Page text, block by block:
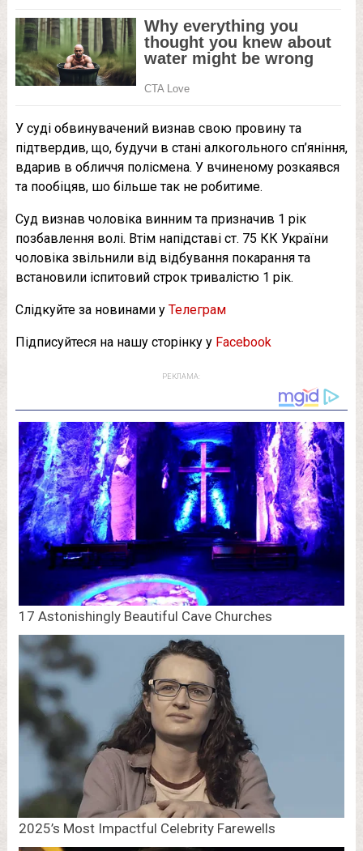
У суді обвинувачений визнав свою провину та
підтвердив, що, будучи в стані алкогольного сп’яніння,
вдарив в обличчя полісмена. У вчиненому розкаявся
та пообіцяв, шо більше так не робитиме.
Суд визнав чоловіка винним та призначив 1 рік
позбавлення волі. Втім напідставі ст. 75 КК України
чоловіка звільнили від відбування покарання та
встановили іспитовий строк тривалістю 1 рік.
Слідкуйте за новинами у Телеграм
Підписуйтеся на нашу сторінку у Facebook
РЕКЛАМА: